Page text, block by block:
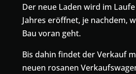
Der neue Laden wird im
Jahres eröffnet, je nachdem,
Bau voran geht.
Bis dahin findet der Verkauf
neuen rosanen